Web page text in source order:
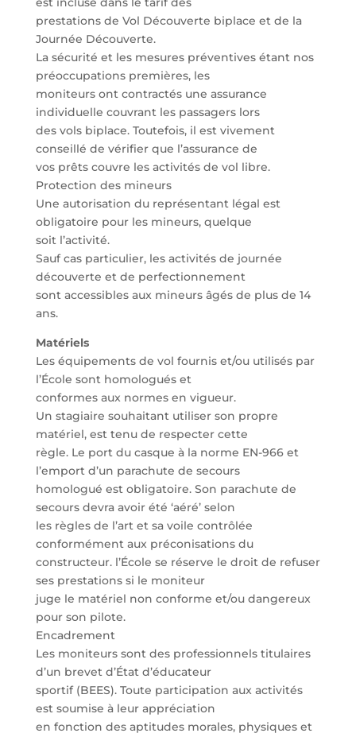
prestations de Vol Découverte biplace et de la
Journée Découverte.
La sécurité et les mesures préventives étant nos
préoccupations premières, les
moniteurs ont contractés une assurance
individuelle couvrant les passagers lors
des vols biplace. Toutefois, il est vivement
conseillé de vérifier que l’assurance de
vos prêts couvre les activités de vol libre.
Protection des mineurs
Une autorisation du représentant légal est
obligatoire pour les mineurs, quelque
soit l’activité.
Sauf cas particulier, les activités de journée
découverte et de perfectionnement
sont accessibles aux mineurs âgés de plus de 14
ans.
Matériels
Les équipements de vol fournis et/ou utilisés par
l’École sont homologués et
conformes aux normes en vigueur.
Un stagiaire souhaitant utiliser son propre
matériel, est tenu de respecter cette
règle. Le port du casque à la norme EN-966 et
l’emport d’un parachute de secours
homologué est obligatoire. Son parachute de
secours devra avoir été ‘aéré’ selon
les règles de l’art et sa voile contrôlée
conformément aux préconisations du
constructeur. l’École se réserve le droit de refuser
ses prestations si le moniteur
juge le matériel non conforme et/ou dangereux
pour son pilote.
Encadrement
Les moniteurs sont des professionnels titulaires
d’un brevet d’État d’éducateur
sportif (BEES). Toute participation aux activités
est soumise à leur appréciation
en fonction des aptitudes morales, physiques et